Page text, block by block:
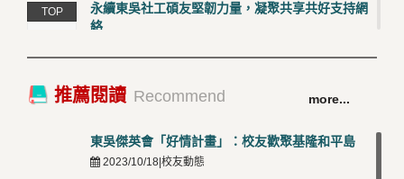
TOP
永續東吳社工碩友堅韌力量，凝聚共享共好支持網
絡
TOP
卓越永續校園 東吳大學連奪 ISO 14001、45001 及
50001三大國際驗證殊榮
推薦閱讀 Recommend more...
東吳傑英會「好情計畫」：校友歡聚基隆和平島
2023/10/18|校友動態